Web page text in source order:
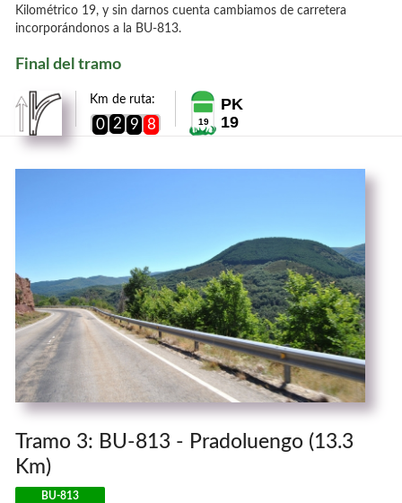
Kilométrico 19, y sin darnos cuenta cambiamos de carretera
incorporándonos a la BU-813.
Final del tramo
Km de ruta:
0 2 9 8 19
PK
19
Tramo 3: BU-813 - Pradoluengo (13.3
Km)
BU-813